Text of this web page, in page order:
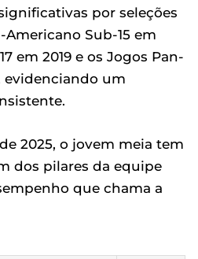
por seleções
Sub-15 em
em 2019 e os Jogos Pan-
evidenciando um
2025, o jovem meia tem
dos pilares da equipe
que chama a